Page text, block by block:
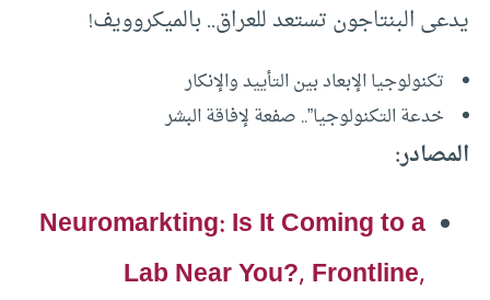
يدعى البنتاجون تستعد للعراق.. بالميكروويف!
تكنولوجيا الإبعاد بين التأييد والإنكار
خدعة التكنولوجيا”.. صفعة لإفاقة البشر
المصادر:
Neuromarkting: Is It Coming to a
Lab Near You?, Frontline,